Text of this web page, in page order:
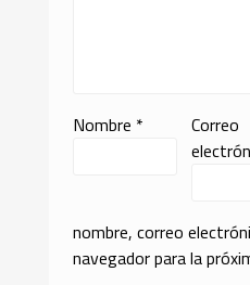
Nombre *
Correo
nombre, correo
navegador para la